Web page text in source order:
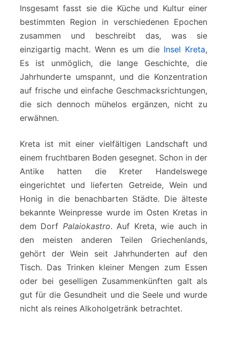
Insgesamt fasst sie die Küche und Kultur einer
bestimmten Region in verschiedenen Epochen
zusammen und beschreibt das, was sie
einzigartig macht. Wenn es um die Insel Kreta,
Es ist unmöglich, die lange Geschichte, die
Jahrhunderte umspannt, und die Konzentration
auf frische und einfache Geschmacksrichtungen,
die sich dennoch mühelos ergänzen, nicht zu
erwähnen.
Kreta ist mit einer vielfältigen Landschaft und
einem fruchtbaren Boden gesegnet. Schon in der
Antike hatten die Kreter Handelswege
eingerichtet und lieferten Getreide, Wein und
Honig in die benachbarten Städte. Die älteste
bekannte Weinpresse wurde im Osten Kretas in
dem Dorf Palaiokastro. Auf Kreta, wie auch in
den meisten anderen Teilen Griechenlands,
gehört der Wein seit Jahrhunderten auf den
Tisch. Das Trinken kleiner Mengen zum Essen
oder bei geselligen Zusammenkünften galt als
gut für die Gesundheit und die Seele und wurde
nicht als reines Alkoholgetränk betrachtet.